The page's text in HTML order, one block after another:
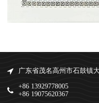
广东省茂名高州市石鼓镇
+86 13929778005
+86 19075620367